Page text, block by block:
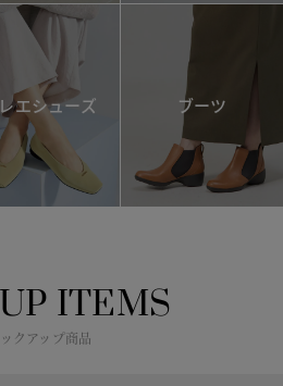
エシューズ ブーツ
ITEMS
クアップ商品